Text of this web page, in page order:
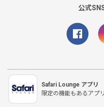
公式
Safari Lounge アプリ
限定の機能もあるアプ